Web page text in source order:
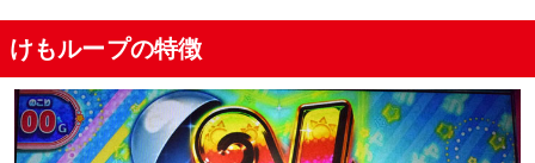
けもループの特徴